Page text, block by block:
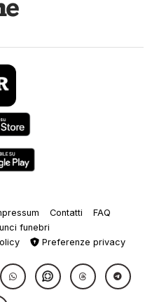
Contatti
FAQ
funebri
Preferenze privacy